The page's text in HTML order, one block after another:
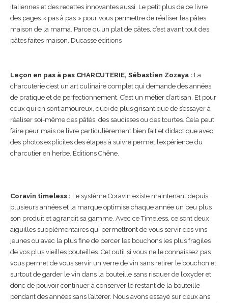
italiennes et des recettes innovantes aussi. Le petit plus de ce livre
des pages « pas à pas » pour vous permettre de réaliser les pâtes
maison de la mama. Parce qu’un plat de pâtes, c’est avant tout des
pâtes faites maison. Ducasse éditions
Leçon en pas à pas CHARCUTERIE, Sébastien Zozaya : La
charcuterie c’est un art culinaire complet qui demande des années
de pratique et de perfectionnement. C’est un métier d’artisan. Et pour
ceux qui en sont amoureux, quoi de plus grisant que de s’essayer à
réaliser soi-même des pâtés, des saucisses ou des tourtes. Cela peut
faire peur mais ce livre particulièrement bien fait et didactique avec
des photos explicites des étapes à suivre permet l’expérience du
charcutier en herbe. Éditions Chêne.
Coravin timeless : Le système Coravin existe maintenant depuis
plusieurs années et la marque optimise chaque année un peu plus
son produit et agrandit sa gamme. Avec ce Timeless, ce sont deux
aiguilles supplémentaires qui permettront de vous servir des vins
jeunes ou avec la plus fine de percer les bouchons les plus fragiles
de vos plus vieilles bouteilles. Cet outil si vous ne le connaissez pas
vous permet de vous servir un verre de vin sans retirer le bouchon et
surtout de garder le vin dans la bouteille sans risquer de l’oxyder et
donc de pouvoir continuer à conserver le restant de la bouteille
pendant des années sans l’altérer. Nous avons essayé sur deux ans